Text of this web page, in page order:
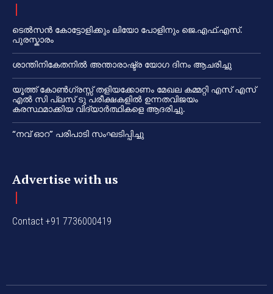
ടെൽസൻ കോട്ടോളിക്കും ലിയോ പോളിനും ജെ.എഫ്.എസ്.
പുരസ്കാരം
ശാന്തിനികേതനിൽ അന്താരാഷ്ട്ര യോഗ ദിനം ആചരിച്ചു
യൂത്ത് കോൺഗ്രസ്സ് തളിയക്കോണം മേഖല കമ്മറ്റി എസ് എസ്
എൽ സി പ്ലസ് ടു പരീക്ഷകളിൽ ഉന്നതവിജയം
കരസ്ഥമാക്കിയ വിദ്യാർത്ഥികളെ ആദരിച്ചു.
“നവ് ഓറ” പരിപാടി സംഘടിപ്പിച്ചു
Advertise with us
Contact +91 7736000419